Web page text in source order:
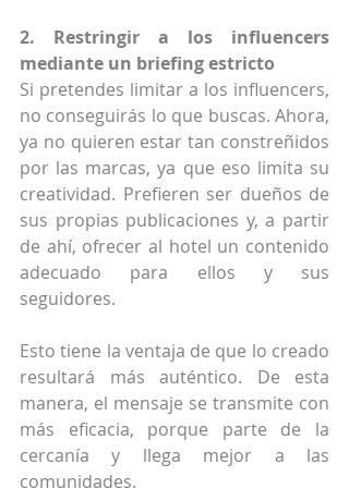
2. Restringir a los influencers
mediante un briefing estricto
Si pretendes limitar a los influencers,
no conseguirás lo que buscas. Ahora,
ya no quieren estar tan constreñidos
por las marcas, ya que eso limita su
creatividad. Prefieren ser dueños de
sus propias publicaciones y, a partir
de ahí, ofrecer al hotel un contenido
adecuado para ellos y sus
seguidores.
Esto tiene la ventaja de que lo creado
resultará más auténtico. De esta
manera, el mensaje se transmite con
más eficacia, porque parte de la
cercanía y llega mejor a las
comunidades.